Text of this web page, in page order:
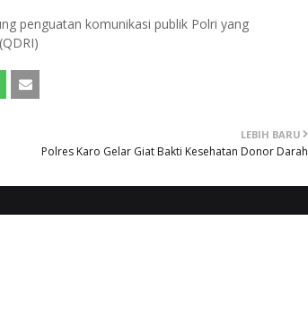
penguatan komunikasi publik Polri yang
LEBIH BARU
Polres Karo Gelar Giat Bakti Kesehatan Donor Darah